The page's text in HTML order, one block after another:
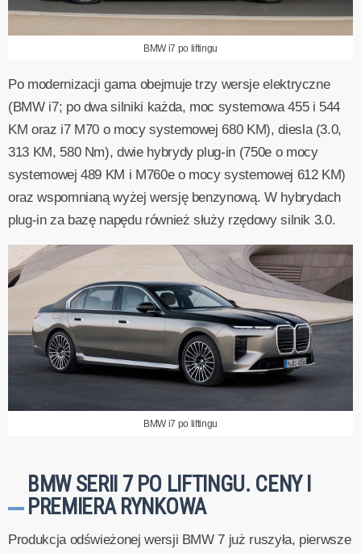
BMW i7 po liftingu
Po modernizacji gama obejmuje trzy wersje elektryczne
(BMW i7; po dwa silniki każda, moc systemowa 455 i 544
KM oraz i7 M70 o mocy systemowej 680 KM), diesla (3.0,
313 KM, 580 Nm), dwie hybrydy plug-in (750e o mocy
systemowej 489 KM i M760e o mocy systemowej 612 KM)
oraz wspomnianą wyżej wersję benzynową. W hybrydach
plug-in za bazę napędu również służy rzędowy silnik 3.0.
BMW i7 po liftingu
BMW SERII 7 PO LIFTINGU. CENY I
PREMIERA RYNKOWA
Produkcja odświeżonej wersji BMW 7 już ruszyła, pierwsze